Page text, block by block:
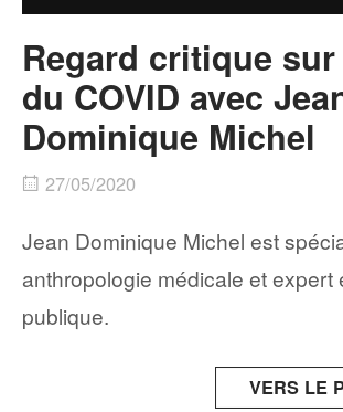
Regard critique
du COVID avec
Dominique Michel
27/05/2020
Jean Dominique Michel est
anthropologie médicale et expert
publique.
VERS LE